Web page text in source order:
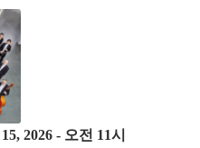
2026 - 오전 11시